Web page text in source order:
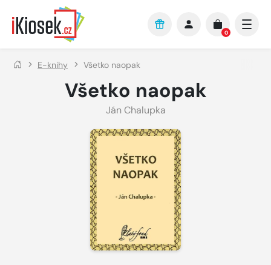
Přejít na hlavní obsah
0
E-knihy Všetko naopak
Všetko naopak
Ján Chalupka